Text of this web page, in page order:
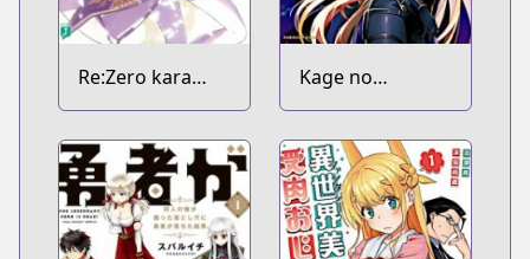
Re:Zero kara
Hajimeru Isekai
Seikatsu
Kage no
Jitsuryokusha ni
Naritakute!